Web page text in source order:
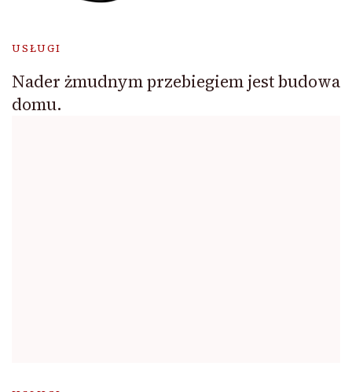
USŁUGI
Nader żmudnym przebiegiem jest budowa
domu.